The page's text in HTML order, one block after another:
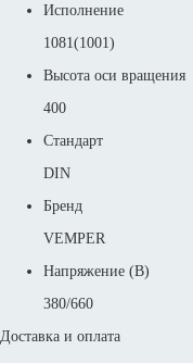
Исполнение
1081(1001)
Высота оси вращения
400
Стандарт
DIN
Бренд
VEMPER
Напряжение (В)
380/660
Доставка и оплата